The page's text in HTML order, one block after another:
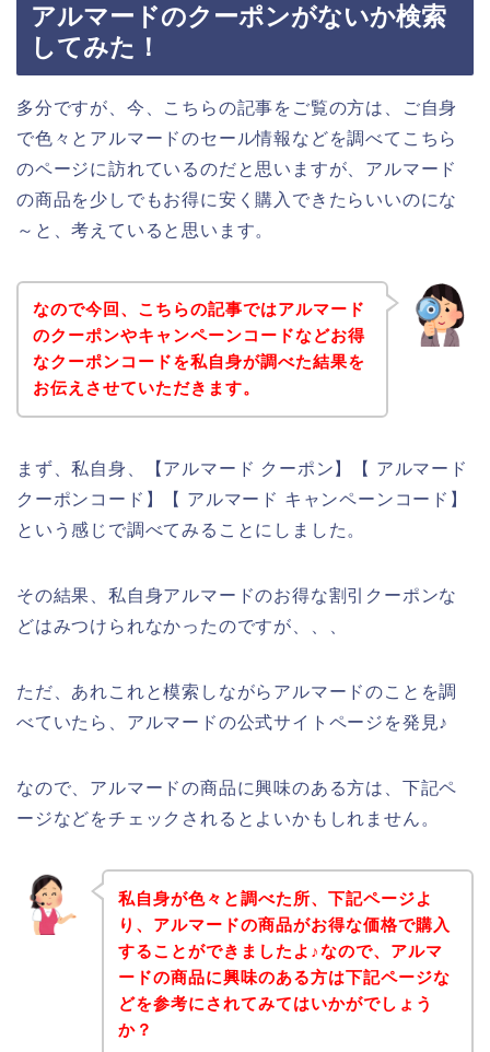
アルマードのクーポンがないか検索
してみた！
多分ですが、今、こちらの記事をご覧の方は、ご自身
で色々とアルマードのセール情報などを調べてこちら
のページに訪れているのだと思いますが、アルマード
の商品を少しでもお得に安く購入できたらいいのにな
～と、考えていると思います。
なので今回、こちらの記事ではアルマード
のクーポンやキャンペーンコードなどお得
なクーポンコードを私自身が調べた結果を
お伝えさせていただきます。
まず、私自身、【アルマード クーポン】【 アルマード
クーポンコード】【 アルマード キャンペーンコード】
という感じで調べてみることにしました。
その結果、私自身アルマードのお得な割引クーポンな
どはみつけられなかったのですが、、、
ただ、あれこれと模索しながらアルマードのことを調
べていたら、アルマードの公式サイトページを発見♪
なので、アルマードの商品に興味のある方は、下記ペ
ージなどをチェックされるとよいかもしれません。
私自身が色々と調べた所、下記ページよ
り、アルマードの商品がお得な価格で購入
することができましたよ♪なので、アルマ
ードの商品に興味のある方は下記ページな
どを参考にされてみてはいかがでしょう
か？